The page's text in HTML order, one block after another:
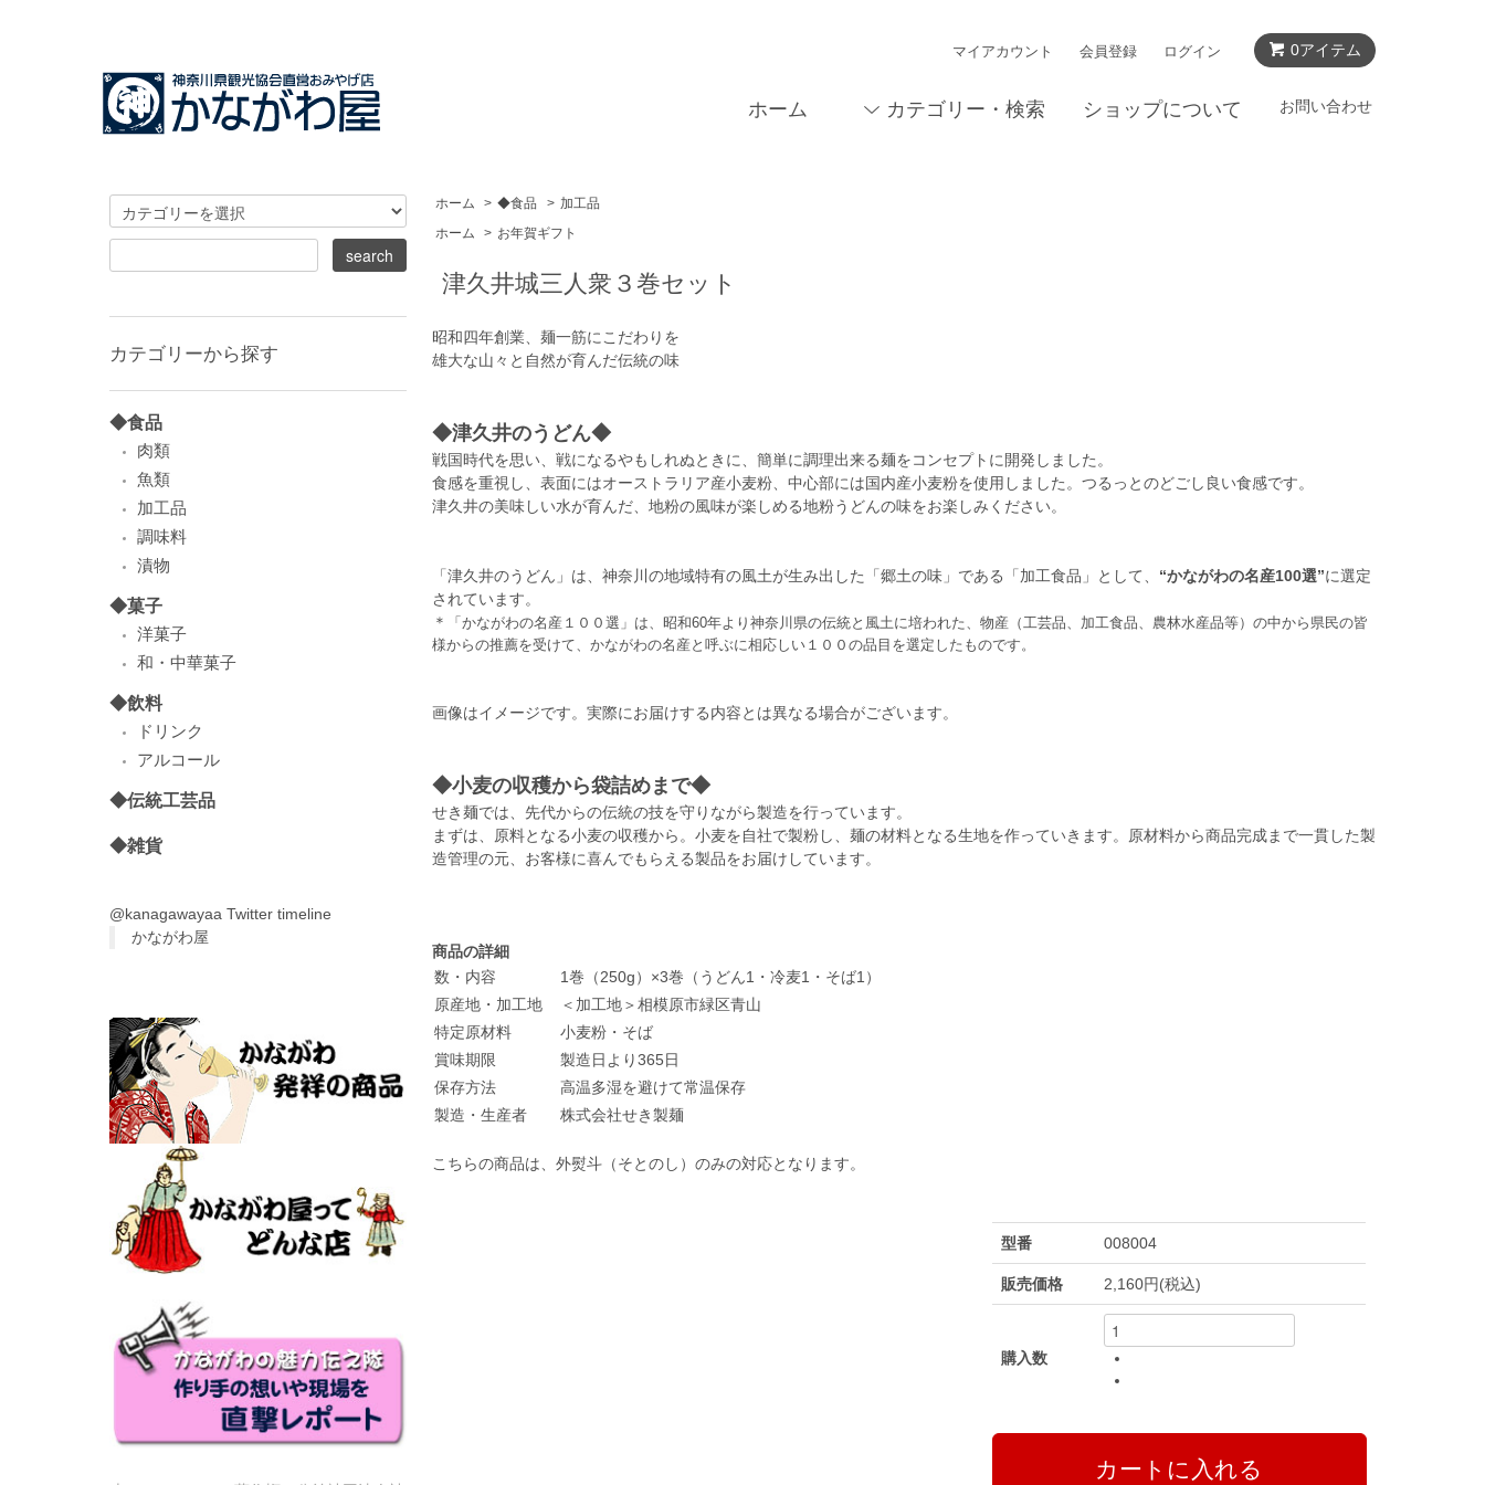
0アイテム
マイアカウント 会員登録 ログイン
ホーム カテゴリー・検索 ショップについて お問い合わせ
ホーム > ◆食品 > 加工品
ホーム
> お年賀ギフト
津久井城三人衆３巻セット
昭和四年創業、麺一筋にこだわりを
雄大な山々と自然が育んだ伝統の味
◆津久井のうどん◆
戦国時代を思い、戦になるやもしれぬときに、簡単に調理出来る麺をコンセプトに開発しました。
食感を重視し、表面にはオーストラリア産小麦粉、中心部には国内産小麦粉を使用しました。つるっとのどごし良い食感です。
津久井の美味しい水が育んだ、地粉の風味が楽しめる地粉うどんの味をお楽しみください。
「津久井のうどん」は、神奈川の地域特有の風土が生み出した「郷土の味」である「加工食品」として、 “かながわの名産100選”に選定
されています。
＊
「かながわの名産１００選」は、昭和60年より神奈川県の伝統と風土に培われた、物産（工芸品、加工食品、農林水産品等）の中から県民の皆
様からの推薦を受けて、かながわの名産と呼ぶに相応しい１００の品目を選定したものです。
画像はイメージです。実際にお届けする内容とは異なる場合がございます。
◆小麦の収穫から袋詰めまで◆
せき麺では、先代からの伝統の技を守りながら製造を行っています。
まずは、原料となる小麦の収穫から。小麦を自社で製粉し、麺の材料となる生地を作っていきます。原材料から商品完成まで一貫した製
造管理の元、お客様に喜んでもらえる製品をお届けしています。
商品の詳細
数・内容
1巻（250g）×3巻（うどん1・冷麦1・そば1）
原産地・加工地
＜加工地＞相模原市緑区青山
特定原材料
小麦粉・そば
賞味期限
製造日より365日
保存方法
高温多湿を避けて常温保存
製造・生産者
株式会社せき製麺
こちらの商品は、外熨斗（そとのし）のみの対応となります。
型番 008004
販売価格 2,160円(税込)
購入数
カテゴリーから探す
◆食品
肉類
魚類
加工品
調味料
漬物
◆菓子
洋菓子
和・中華菓子
◆飲料
ドリンク
アルコール
◆伝統工芸品
◆雑貨
@kanagawayaa Twitter timeline
かながわ屋